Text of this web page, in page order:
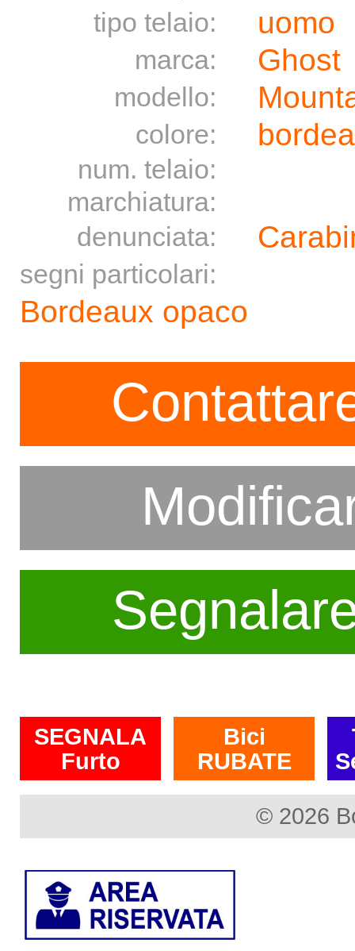
tipo telaio: uomo
marca: Ghost
modello:
colore:
num. telaio:
marchiatura:
denunciata:
segni particolari:
Bordeaux opaco
SEGNALA
Furto
Bici
RUBATE
© 2026